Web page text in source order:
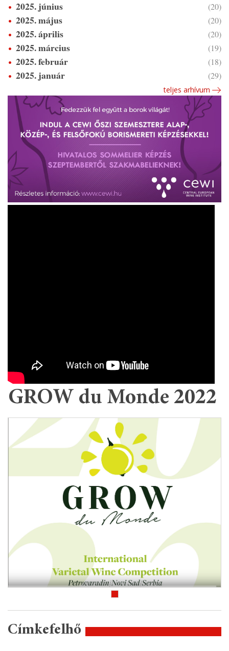
2025. június (20)
2025. május (20)
2025. április (20)
2025. március (19)
2025. február (18)
2025. január (29)
teljes arhívum
GROW du Monde 2022
Címkefelhő